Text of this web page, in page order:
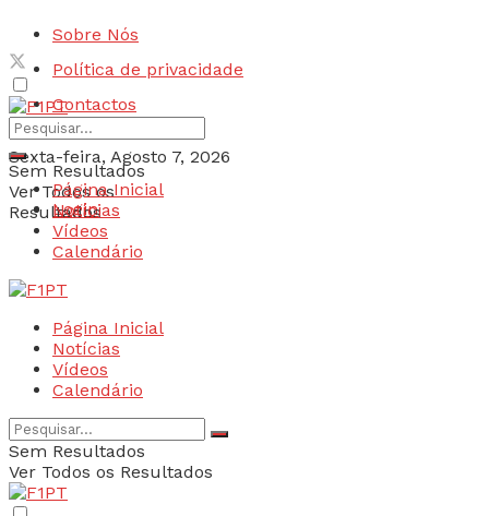
Sobre Nós
Política de privacidade
Contactos
Sexta-feira, Agosto 7, 2026
Login
Sem Resultados
Ver Todos os
Resultados
Página Inicial
Notícias
Vídeos
Calendário
Página Inicial
Notícias
Vídeos
Calendário
Sem Resultados
Ver Todos os Resultados